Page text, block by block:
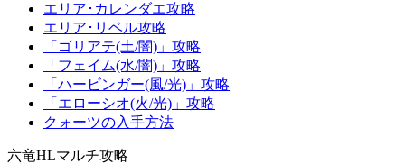
エリア･カレンダエ攻略
エリア･リベル攻略
「ゴリアテ(土/闇)」攻略
「フェイム(水/闇)」攻略
「ハービンガー(風/光)」攻略
「エローシオ(火/光)」攻略
クォーツの入手方法
六竜HLマルチ攻略